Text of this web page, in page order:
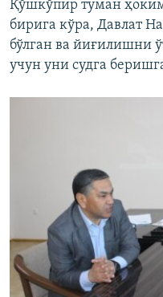
Қўшкўпир туман
бирига кўра, Давлат
бўлган ва йиғилишни
учун уни судга